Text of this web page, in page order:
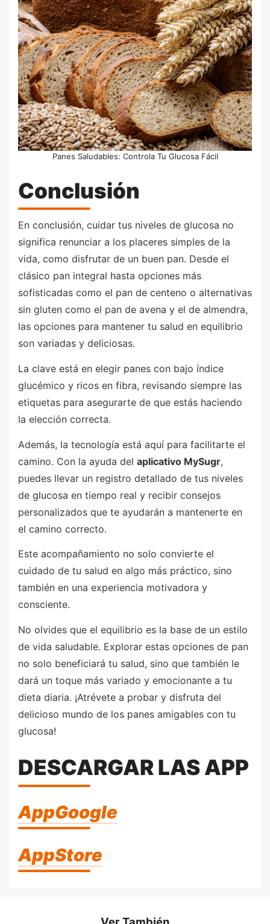
Panes Saludables: Controla Tu Glucosa Fácil
Conclusión
En conclusión, cuidar tus niveles de glucosa no
significa renunciar a los placeres simples de la
vida, como disfrutar de un buen pan. Desde el
clásico pan integral hasta opciones más
sofisticadas como el pan de centeno o alternativas
sin gluten como el pan de avena y el de almendra,
las opciones para mantener tu salud en equilibrio
son variadas y deliciosas.
La clave está en elegir panes con bajo índice
glucémico y ricos en fibra, revisando siempre las
etiquetas para asegurarte de que estás haciendo
la elección correcta.
Además, la tecnología está aquí para facilitarte el
camino. Con la ayuda del aplicativo MySugr,
puedes llevar un registro detallado de tus niveles
de glucosa en tiempo real y recibir consejos
personalizados que te ayudarán a mantenerte en
el camino correcto.
Este acompañamiento no solo convierte el
cuidado de tu salud en algo más práctico, sino
también en una experiencia motivadora y
consciente.
No olvides que el equilibrio es la base de un estilo
de vida saludable. Explorar estas opciones de pan
no solo beneficiará tu salud, sino que también le
dará un toque más variado y emocionante a tu
dieta diaria. ¡Atrévete a probar y disfruta del
delicioso mundo de los panes amigables con tu
glucosa!
DESCARGAR LAS APP
AppGoogle
AppStore